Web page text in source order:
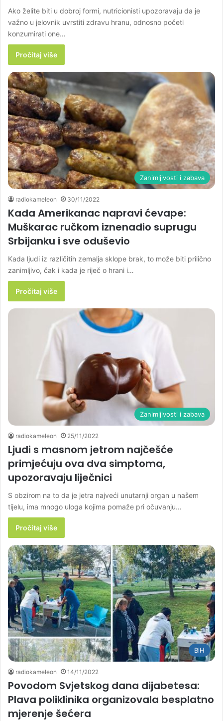
Ako želite biti u dobroj formi, nutricionisti upozoravaju da je
važno u jelovnik uvrstiti zdravu hranu, odnosno početi
konzumirati one…
Pročitaj više
Zanimljivosti i zabava
radiokameleon 30/11/2022
Kada Amerikanac napravi ćevape:
Muškarac ručkom iznenadio suprugu
Srbijanku i sve oduševio
Kada ljudi iz različitih zemalja sklope brak, to može biti prilično
zanimljivo, čak i kada je riječ o hrani i…
Pročitaj više
Zanimljivosti i zabava
radiokameleon 25/11/2022
Ljudi s masnom jetrom najčešće
primjećuju ova dva simptoma,
upozoravaju liječnici
S obzirom na to da je jetra najveći unutarnji organ u našem
tijelu, ima mnogo uloga kojima pomaže pri očuvanju…
Pročitaj više
BiH
radiokameleon 14/11/2022
Povodom Svjetskog dana dijabetesa:
Plava poliklinika organizovala besplatno
mjerenje šećera